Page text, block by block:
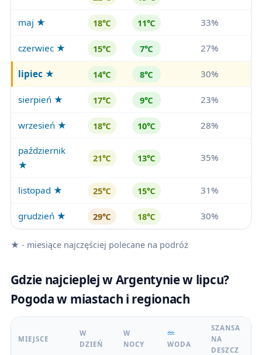
maj ★ 18℃ 11℃ 33%
czerwiec ★ 15℃ 7℃ 27%
lipiec ★ 14℃ 8℃ 30%
sierpień ★ 17℃ 9℃ 23%
wrzesień ★ 18℃ 10℃ 28%
październik
★
21℃ 13℃ 35%
listopad ★ 25℃ 15℃ 31%
grudzień ★ 29℃ 18℃ 30%
★ - miesiące najczęściej polecane na podróż
Gdzie najcieplej w Argentynie w lipcu?
Pogoda w miastach i regionach
MIEJSCE
W
DZIEŃ
W
NOCY
WODA
SZANSA
NA
DESZCZ